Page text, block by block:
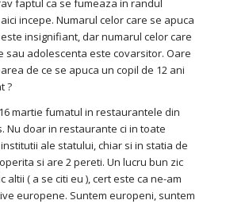
faptul ca se fumeaza in randul
incepe. Numarul celor care se apuca
insignifiant, dar numarul celor care
sau adolescenta este covarsitor. Oare
de ce se apuca un copil de 12 ani
?
martie fumatul in restaurantele din
Nu doar in restaurante ci in toate
ale statului, chiar si in statia de
si are 2 pereti. Un lucru bun zic
altii ( a se citi eu ), cert este ca ne-am
europene. Suntem europeni, suntem